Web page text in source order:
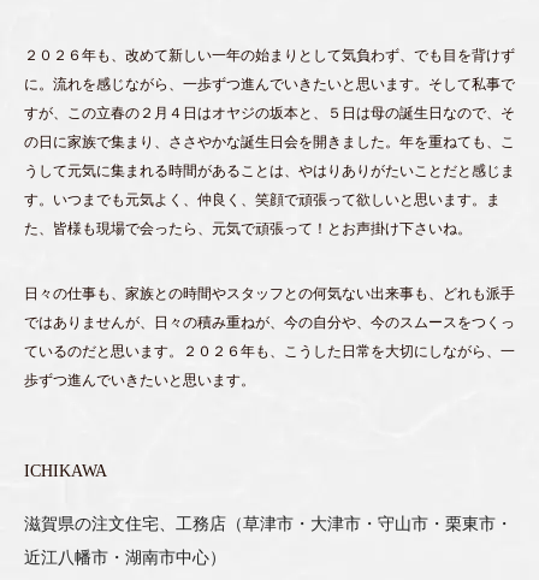
２０２６年も、改めて新しい一年の始まりとして気負わず、でも目を背けず
に。流れを感じながら、一歩ずつ進んでいきたいと思います。そして私事で
すが、この立春の２月４日はオヤジの坂本と、５日は母の誕生日なので、そ
の日に家族で集まり、ささやかな誕生日会を開きました。年を重ねても、こ
うして元気に集まれる時間があることは、やはりありがたいことだと感じま
す。いつまでも元気よく、仲良く、笑顔で頑張って欲しいと思います。ま
た、皆様も現場で会ったら、元気で頑張って！とお声掛け下さいね。
日々の仕事も、家族との時間やスタッフとの何気ない出来事も、どれも派手
ではありませんが、日々の積み重ねが、今の自分や、今のスムースをつくっ
ているのだと思います。２０２６年も、こうした日常を大切にしながら、一
歩ずつ進んでいきたいと思います。
ICHIKAWA
滋賀県の注文住宅、工務店（草津市・大津市・守山市・栗東市・
近江八幡市・湖南市中心）